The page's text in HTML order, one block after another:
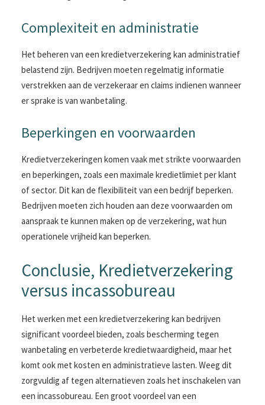
Complexiteit en administratie
Het beheren van een kredietverzekering kan administratief
belastend zijn. Bedrijven moeten regelmatig informatie
verstrekken aan de verzekeraar en claims indienen wanneer
er sprake is van wanbetaling.
Beperkingen en voorwaarden
Kredietverzekeringen komen vaak met strikte voorwaarden
en beperkingen, zoals een maximale kredietlimiet per klant
of sector. Dit kan de flexibiliteit van een bedrijf beperken.
Bedrijven moeten zich houden aan deze voorwaarden om
aanspraak te kunnen maken op de verzekering, wat hun
operationele vrijheid kan beperken.
Conclusie, Kredietverzekering
versus incassobureau
Het werken met een kredietverzekering kan bedrijven
significant voordeel bieden, zoals bescherming tegen
wanbetaling en verbeterde kredietwaardigheid, maar het
komt ook met kosten en administratieve lasten. Weeg dit
zorgvuldig af tegen alternatieven zoals het inschakelen van
een incassobureau. Een groot voordeel van een